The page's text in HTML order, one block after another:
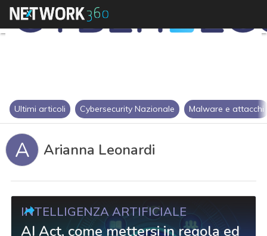
Ultimi articoli Cybersecurity Nazionale Malware e attacchi
A Arianna Leonardi
INTELLIGENZA ARTIFICIALE
AI Act, come mettersi in regola ed